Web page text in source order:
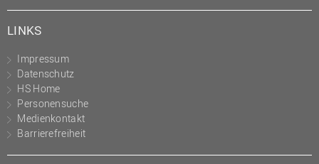
LINKS
Impressum
Datenschutz
HS Home
Personensuche
Medienkontakt
Barrierefreiheit